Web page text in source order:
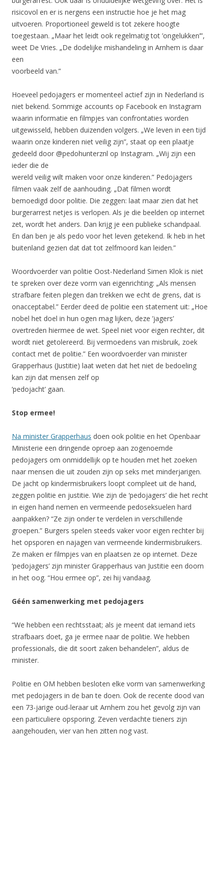
risicovol en er is nergens een instructie hoe je het mag
uitvoeren. Proportioneel geweld is tot zekere hoogte
toegestaan. „Maar het leidt ook regelmatig tot ’ongelukken’”,
weet De Vries. „De dodelijke mishandeling in Arnhem is daar
een
voorbeeld van.”
Hoeveel pedojagers er momenteel actief zijn in Nederland is
niet bekend. Sommige accounts op Facebook en Instagram
waarin informatie en filmpjes van confrontaties worden
uitgewisseld, hebben duizenden volgers. „We leven in een tijd
waarin onze kinderen niet veilig zijn”, staat op een plaatje
gedeeld door @pedohunterznl op Instagram. „Wij zijn een
ieder die de
wereld veilig wilt maken voor onze kinderen.” Pedojagers
filmen vaak zelf de aanhouding. „Dat filmen wordt
bemoedigd door politie. Die zeggen: laat maar zien dat het
burgerarrest netjes is verlopen. Als je die beelden op internet
zet, wordt het anders. Dan krijg je een publieke schandpaal.
En dan ben je als pedo voor het leven getekend. Ik heb in het
buitenland gezien dat dat tot zelfmoord kan leiden.”
Woordvoerder van politie Oost-Nederland Simen Klok is niet
te spreken over deze vorm van eigenrichting: „Als mensen
strafbare feiten plegen dan trekken we echt de grens, dat is
onacceptabel.” Eerder deed de politie een statement uit: „Hoe
nobel het doel in hun ogen mag lijken, deze ’jagers’
overtreden hiermee de wet. Speel niet voor eigen rechter, dit
wordt niet getolereerd. Bij vermoedens van misbruik, zoek
contact met de politie.” Een woordvoerder van minister
Grapperhaus (Justitie) laat weten dat het niet de bedoeling
kan zijn dat mensen zelf op
’pedojacht’ gaan.
Stop ermee!
Na minister Grapperhaus doen ook politie en het Openbaar
Ministerie een dringende oproep aan zogenoemde
pedojagers om onmiddellijk op te houden met het zoeken
naar mensen die uit zouden zijn op seks met minderjarigen.
De jacht op kindermisbruikers loopt compleet uit de hand,
zeggen politie en justitie. Wie zijn de ‘pedojagers’ die het recht
in eigen hand nemen en vermeende pedoseksuelen hard
aanpakken? “Ze zijn onder te verdelen in verschillende
groepen.” Burgers spelen steeds vaker voor eigen rechter bij
het opsporen en najagen van vermeende kindermisbruikers.
Ze maken er filmpjes van en plaatsen ze op internet. Deze
‘pedojagers’ zijn minister Grapperhaus van Justitie een doorn
in het oog. “Hou ermee op”, zei hij vandaag.
Géén samenwerking met pedojagers
“We hebben een rechtsstaat; als je meent dat iemand iets
strafbaars doet, ga je ermee naar de politie. We hebben
professionals, die dit soort zaken behandelen”, aldus de
minister.
Politie en OM hebben besloten elke vorm van samenwerking
met pedojagers in de ban te doen. Ook de recente dood van
een 73-jarige oud-leraar uit Arnhem zou het gevolg zijn van
een particuliere opsporing. Zeven verdachte tieners zijn
aangehouden, vier van hen zitten nog vast.